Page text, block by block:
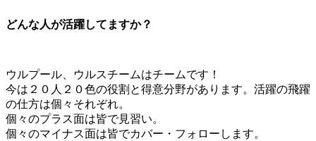
どんな人が活躍してますか？
ウルプール、ウルスチームはチームです！
今は２０人２０色の役割と得意分野があります。活躍の飛躍
の仕方は個々それぞれ。
個々のプラス面は皆で見習い。
個々のマイナス面は皆でカバー・フォローします。